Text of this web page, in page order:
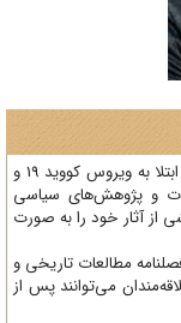
با توجه به نیاز به تداوم مراقبت‌های بهداشتی برای عدم ابتلا به ویروس کووید 19 و
و پژوهش‌های سیاسی
آثار خود را به صورت
مطالعات تاریخی و
می‌توانند پس از